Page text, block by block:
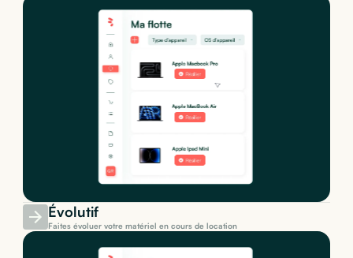
Évolutif
Faites évoluer votre matériel en cours de location